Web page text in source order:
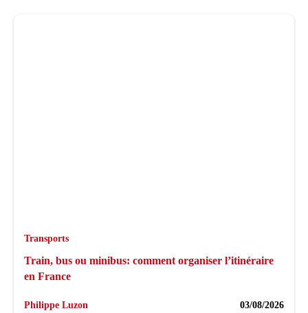
Transports
Train, bus ou minibus: comment organiser l’itinéraire
en France
Philippe Luzon 03/08/2026